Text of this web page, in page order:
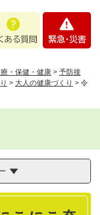
・
・保健・健康 > 予防接
> 大人の健康づくり > 令